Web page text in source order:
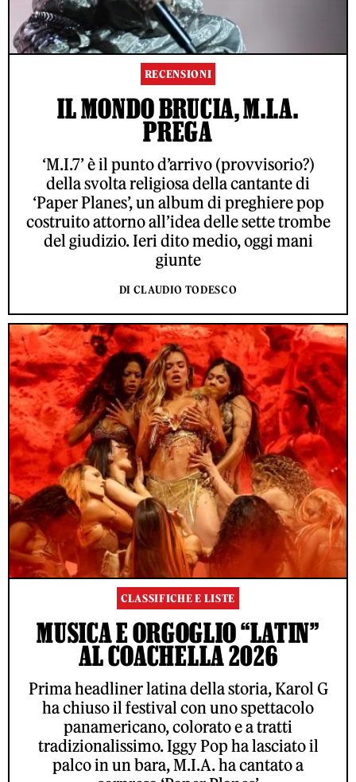
RECENSIONI
IL MONDO BRUCIA, M.I.A.
PREGA
‘M.I.7’ è il punto d’arrivo (provvisorio?)
della svolta religiosa della cantante di
‘Paper Planes’, un album di preghiere pop
costruito attorno all’idea delle sette trombe
del giudizio. Ieri dito medio, oggi mani
giunte
DI CLAUDIO TODESCO
CLASSIFICHE E LISTE
MUSICA E ORGOGLIO “LATIN”
AL COACHELLA 2026
Prima headliner latina della storia, Karol G
ha chiuso il festival con uno spettacolo
panamericano, colorato e a tratti
tradizionalissimo. Iggy Pop ha lasciato il
palco in un bara, M.I.A. ha cantato a